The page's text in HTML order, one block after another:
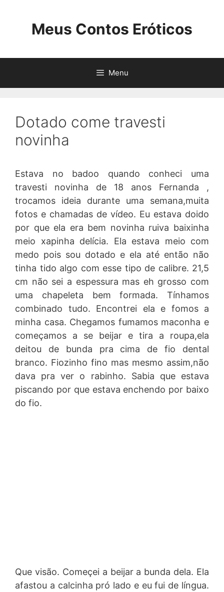
Meus Contos Eróticos
Menu
Dotado come travesti
novinha
Estava no badoo quando conheci uma
travesti novinha de 18 anos Fernanda ,
trocamos ideia durante uma semana,muita
fotos e chamadas de vídeo. Eu estava doido
por que ela era bem novinha ruiva baixinha
meio xapinha delícia. Ela estava meio com
medo pois sou dotado e ela até então não
tinha tido algo com esse tipo de calibre. 21,5
cm não sei a espessura mas eh grosso com
uma chapeleta bem formada. Tínhamos
combinado tudo. Encontrei ela e fomos a
minha casa. Chegamos fumamos maconha e
começamos a se beijar e tira a roupa,ela
deitou de bunda pra cima de fio dental
branco. Fiozinho fino mas mesmo assim,não
dava pra ver o rabinho. Sabia que estava
piscando por que estava enchendo por baixo
do fio.
Que visão. Começei a beijar a bunda dela. Ela
afastou a calcinha pró lado e eu fui de língua.